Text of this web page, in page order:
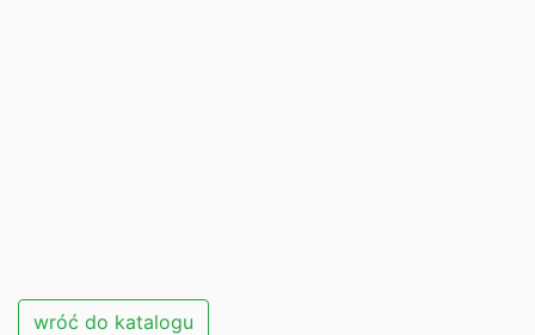
wróć do katalogu